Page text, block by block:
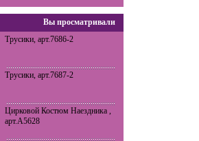
Вы просматривали
Трусики, арт.7686-2
Трусики, арт.7687-2
Цирковой Костюм Наездника ,
арт.A5628